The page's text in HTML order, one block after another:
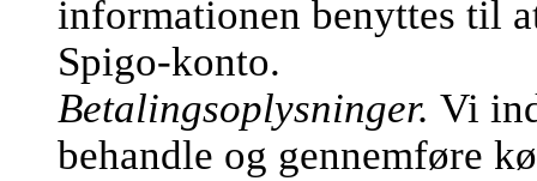
informationen benyttes til
Spigo-konto.
Betalingsoplysninger. Vi
behandle og gennemføre